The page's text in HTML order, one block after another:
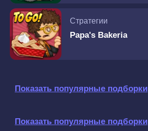
Стратегии
Papa's Bakeria
Показать популярные подборки
Показать популярные подборки